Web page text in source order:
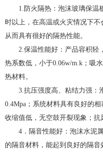
1.防火隔热：泡沫玻璃保温
时以上，在高温或火灾情况下不
从而具有很好的隔热性能。
2.保温性能好：产品容积轻
热系数低，小于0.06w/m.k；吸
热材料。
3.抗压强度高、粘结力强：
0.4Mpa；系统材料具有良好的
收缩值低，无空鼓开裂现象；抗
4．隔音性能好：泡沫水泥
的隔音材料，能起到良好的隔